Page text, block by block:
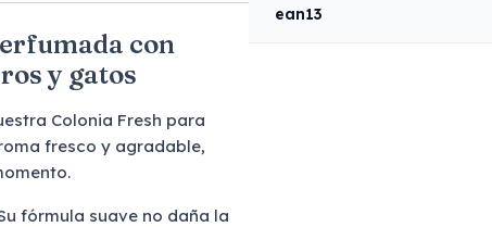
con
y gatos
Colonia Fresh para
fresco y agradable,
fórmula suave no daña la
ean13